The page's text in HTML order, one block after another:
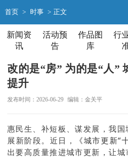
首页 > 时事 > 正文
新闻资
讯
活动预
告
作品图
库
行
改的是“房” 为的是“人”
提升
发布时间：2026-06-29 编辑：金关平
惠民生、补短板、谋发展，我
展新阶段。近日，
《城市更新“
出要高质量推进城市更新，让